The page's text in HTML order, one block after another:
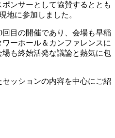
ンサーとして協賛するととも
地に参加しました。
目の開催であり、会場も早稲
ーホール＆カンファレンスに
も終始活発な議論と熱気に包
ッションの内容を中心にご紹